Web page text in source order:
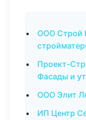
ООО Строй
Проект-
Фасады и
ООО Элит
ИП Центр